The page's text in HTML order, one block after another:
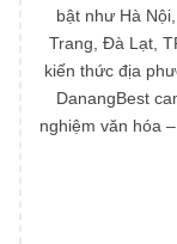
bật như Hà
Trang, Đà Lạt,
kiến thức địa
DanangBest
nghiệm văn hóa